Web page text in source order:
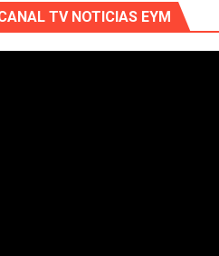
TV NOTICIAS EYM